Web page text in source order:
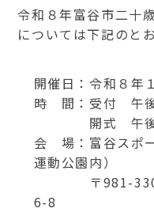
令和８年富谷市二十
については下記のとお
開催日：令和８年
時 間：受付 午
開式 午後
会 場：富谷スポ
運動公園内）
〒981-3305
6-8